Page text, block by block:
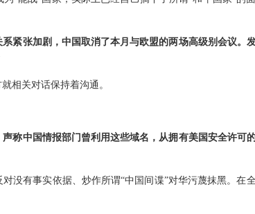
紧张加剧，中国取消了本月与欧盟的两场高级别会议。
相关对话保持着沟通。
称中国情报部门曾利用这些域名，从拥有美国安全许可
没有事实依据、炒作所谓“中国间谍”对华污蔑抹黑。在